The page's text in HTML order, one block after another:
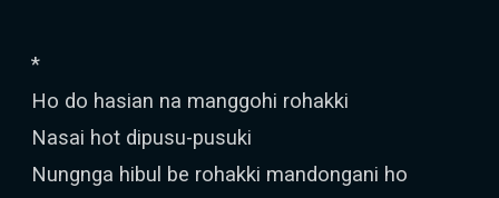
*
Ho do hasian na manggohi rohakki
Nasai hot dipusu-pusuki
Nungnga hibul be rohakki mandongani ho